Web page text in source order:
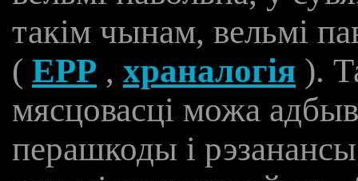
такім чынам, вельмі
( EPP , храналогія ).
мясцовасці можа
перашкоды і